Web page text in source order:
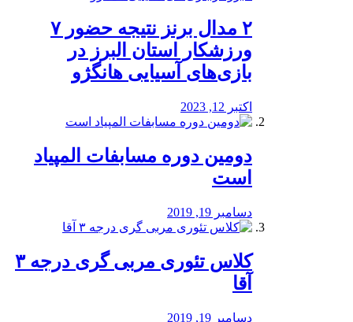
۲ مدال برنز نتیجه حضور ۷
ورزشکار استان البرز در
بازی‌های آسیایی هانگژو
اکتبر 12, 2023
دومین دوره مسابفات المپیاد
است
دسامبر 19, 2019
کلاس تئوری مربی گری درجه ۳
آقا
دسامبر 19, 2019